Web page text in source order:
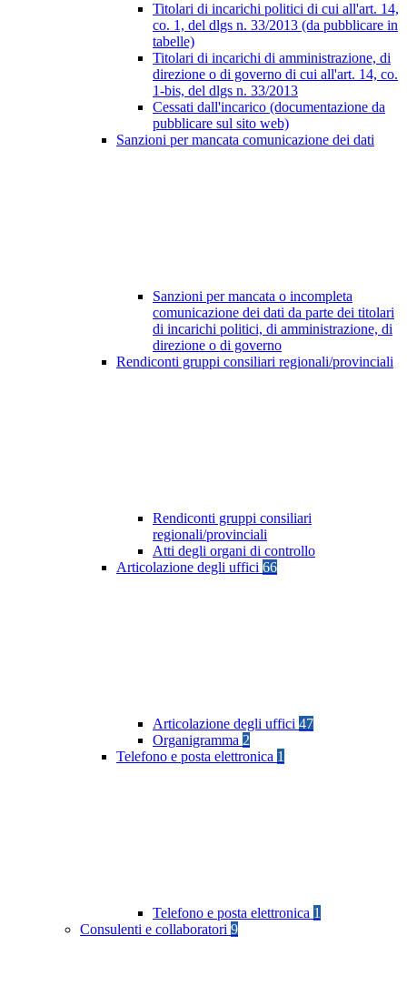
Titolari di incarichi politici di cui all'art. 14,
co. 1, del dlgs n. 33/2013 (da pubblicare in
tabelle)
Titolari di incarichi di amministrazione, di
direzione o di governo di cui all'art. 14, co.
1-bis, del dlgs n. 33/2013
Cessati dall'incarico (documentazione da
pubblicare sul sito web)
Sanzioni per mancata comunicazione dei dati
Sanzioni per mancata o incompleta
comunicazione dei dati da parte dei titolari
di incarichi politici, di amministrazione, di
direzione o di governo
Rendiconti gruppi consiliari regionali/provinciali
Rendiconti gruppi consiliari
regionali/provinciali
Atti degli organi di controllo
Articolazione degli uffici 66
Articolazione degli uffici 47
Organigramma 2
Telefono e posta elettronica 1
Telefono e posta elettronica 1
Consulenti e collaboratori 9